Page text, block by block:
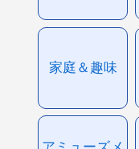
家庭＆趣味